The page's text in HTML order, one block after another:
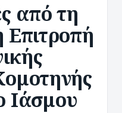
από τη
Επιτροπή
Ιάσμου